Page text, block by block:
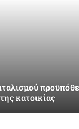
κατοικίας